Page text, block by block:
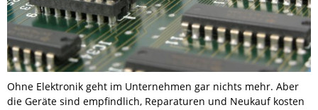
Ohne Elektronik geht im Unternehmen gar nichts mehr. Aber
die Geräte sind empfindlich, Reparaturen und Neukauf kosten